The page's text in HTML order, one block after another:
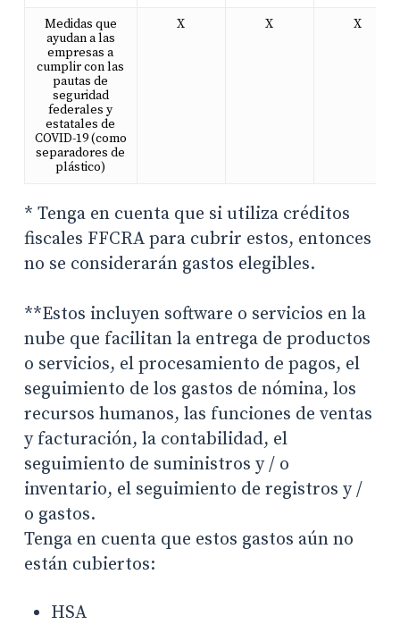
Medidas que
ayudan a las
empresas a
cumplir con las
pautas de
seguridad
federales y
estatales de
COVID-19 (como
separadores de
plástico)
X X X
* Tenga en cuenta que si utiliza créditos
fiscales FFCRA para cubrir estos, entonces
no se considerarán gastos elegibles.
**Estos incluyen software o servicios en la
nube que facilitan la entrega de productos
o servicios, el procesamiento de pagos, el
seguimiento de los gastos de nómina, los
recursos humanos, las funciones de ventas
y facturación, la contabilidad, el
seguimiento de suministros y / o
inventario, el seguimiento de registros y /
o gastos.
Tenga en cuenta que estos gastos aún no
están cubiertos:
HSA